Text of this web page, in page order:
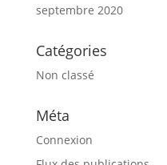
septembre 2020
Catégories
Non classé
Méta
Connexion